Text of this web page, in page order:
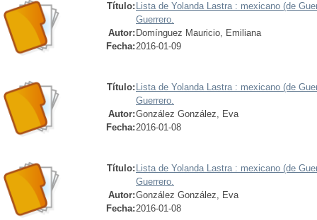
Título: Lista de Yolanda Lastra : mexicano (de
Guerrero.
Autor: Domínguez Mauricio, Emiliana
Fecha:2016-01-09
Título: Lista de Yolanda Lastra : mexicano (de
Guerrero.
Autor:González González, Eva
Fecha:2016-01-08
Título: Lista de Yolanda Lastra : mexicano (de
Guerrero.
Autor:González González, Eva
Fecha:2016-01-08